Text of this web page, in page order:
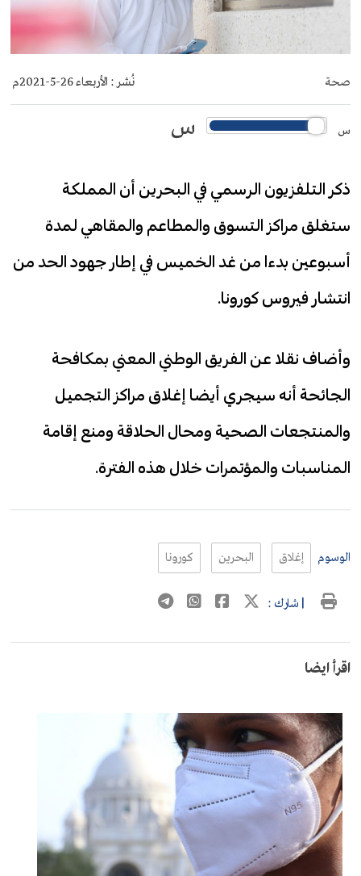
صحة نُشر : الأربعاء 26-5-2021م
س س
ذكر التلفزيون الرسمي في البحرين أن المملكة
ستغلق مراكز التسوق والمطاعم والمقاهي لمدة
أسبوعين بدءا من غد الخميس في إطار جهود الحد من
انتشار فيروس كورونا.
وأضاف نقلا عن الفريق الوطني المعني بمكافحة
الجائحة أنه سيجري أيضا إغلاق مراكز التجميل
والمنتجعات الصحية ومحال الحلاقة ومنع إقامة
المناسبات والمؤتمرات خلال هذه الفترة.
الوسوم إغلاق البحرين كورونا
| شارك :
اقرأ ايضا